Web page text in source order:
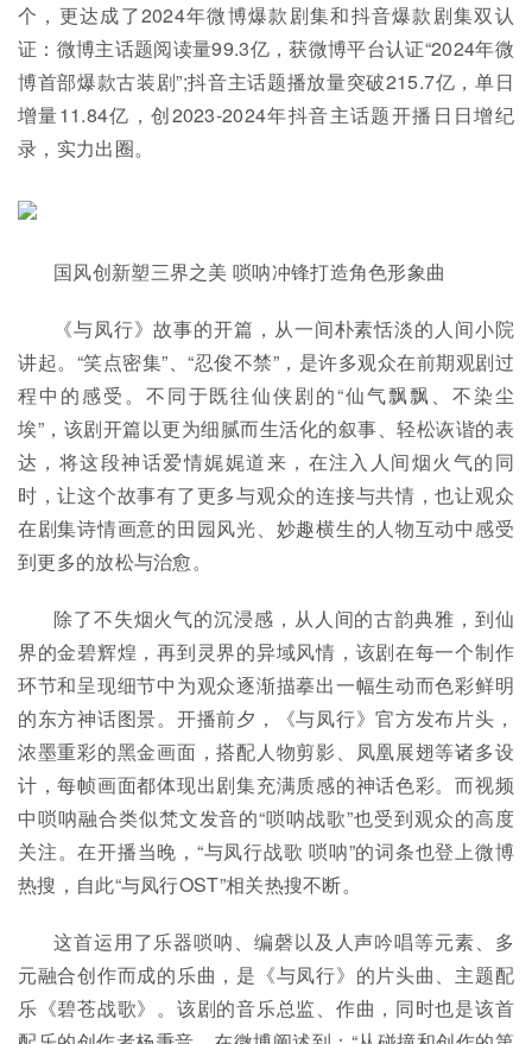
个，更达成了2024年微博爆款剧集和抖音爆款剧集双认
证：微博主话题阅读量99.3亿，获微博平台认证“2024年微
博首部爆款古装剧”;抖音主话题播放量突破215.7亿，单日
增量11.84亿，创2023-2024年抖音主话题开播日日增纪
录，实力出圈。
国风创新塑三界之美 唢呐冲锋打造角色形象曲
《与凤行》故事的开篇，从一间朴素恬淡的人间小院
讲起。“笑点密集”、“忍俊不禁”，是许多观众在前期观剧过
程中的感受。不同于既往仙侠剧的“仙气飘飘、不染尘
埃”，该剧开篇以更为细腻而生活化的叙事、轻松诙谐的表
达，将这段神话爱情娓娓道来，在注入人间烟火气的同
时，让这个故事有了更多与观众的连接与共情，也让观众
在剧集诗情画意的田园风光、妙趣横生的人物互动中感受
到更多的放松与治愈。
除了不失烟火气的沉浸感，从人间的古韵典雅，到仙
界的金碧辉煌，再到灵界的异域风情，该剧在每一个制作
环节和呈现细节中为观众逐渐描摹出一幅生动而色彩鲜明
的东方神话图景。开播前夕，《与凤行》官方发布片头，
浓墨重彩的黑金画面，搭配人物剪影、凤凰展翅等诸多设
计，每帧画面都体现出剧集充满质感的神话色彩。而视频
中唢呐融合类似梵文发音的“唢呐战歌”也受到观众的高度
关注。在开播当晚，“与凤行战歌 唢呐”的词条也登上微博
热搜，自此“与凤行OST”相关热搜不断。
这首运用了乐器唢呐、编磬以及人声吟唱等元素、多
元融合创作而成的乐曲，是《与凤行》的片头曲、主题配
乐《碧苍战歌》。该剧的音乐总监、作曲，同时也是该首